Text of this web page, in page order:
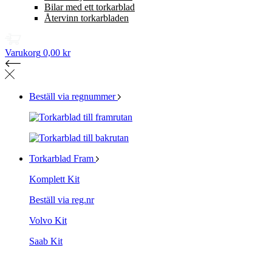
Bilar med ett torkarblad
Återvinn torkarbladen
Varukorg 0,00 kr
Beställ via regnummer
Torkarblad Fram
Komplett Kit
Beställ via reg.nr
Volvo Kit
Saab Kit